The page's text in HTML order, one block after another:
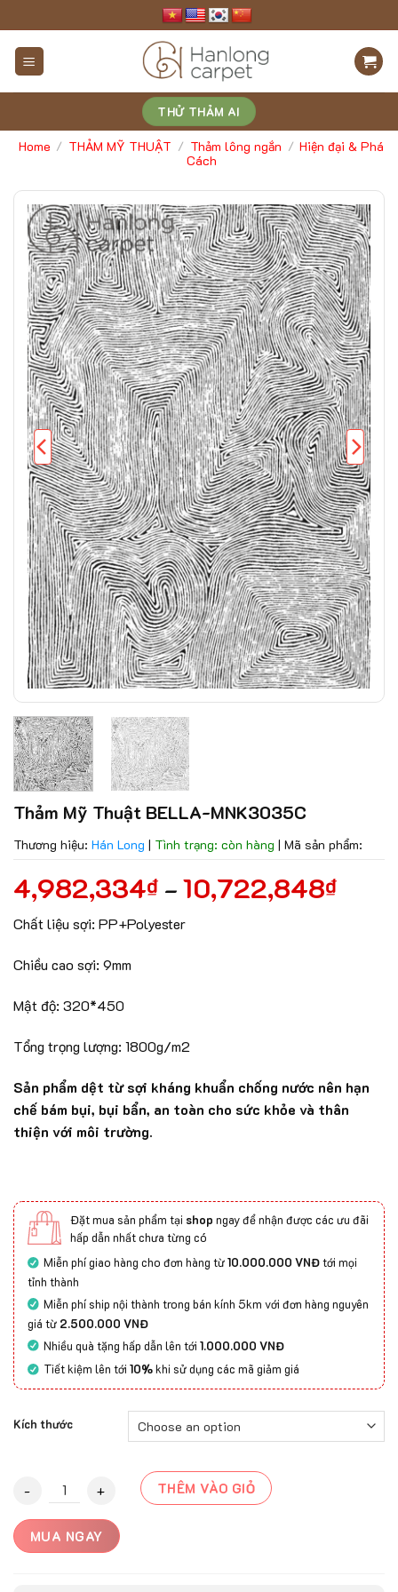
to
content
THỬ THẢM AI
Home / THẢM MỸ THUẬT / Thảm lông ngắn / Hiện đại & Phá
Cách
Thảm Mỹ Thuật BELLA-MNK3035C
Thương hiệu: Hán Long | Tình trạng: còn hàng | Mã sản phẩm:
4,982,334₫ – 10,722,848₫
Chất liệu sợi: PP+Polyester
Chiều cao sợi: 9mm
Mật độ: 320*450
Tổng trọng lượng: 1800g/m2
Sản phẩm dệt từ sợi kháng khuẩn chống nước nên hạn
chế bám bụi, bụi bẩn, an toàn cho sức khỏe và thân
thiện với môi trường.
Đặt mua sản phẩm tại shop ngay để nhận được các ưu đãi
hấp dẫn nhất chưa từng có
Miễn phí giao hàng cho đơn hàng từ10.000.000 VNĐtới mọi
tỉnh thành
Miễn phí ship nội thành trong bán kính 5km với đơn hàng nguyên
giá từ 2.500.000 VNĐ
Nhiều quà tặng hấp dẫn lên tới1.000.000 VNĐ
Tiết kiệm lên tới10%khi sử dụng các mã giảm giá
Kích thước
Thảm Mỹ Thuật BELLA-MNK3035C quantity
THÊM VÀO GIỎ
MUA NGAY